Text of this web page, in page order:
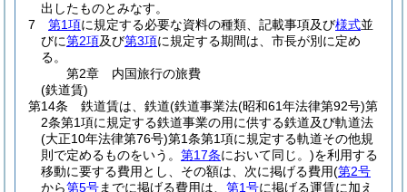
出したものとみなす。
7
第1項に規定する必要な資料の種類、記載事項及び様式並
びに第2項及び第3項に規定する期間は、市長が別に定め
る。
第2章
内国旅行の旅費
(鉄道賃)
第14条
鉄道賃は、鉄道(鉄道事業法(昭和61年法律第92号)第
2条第1項に規定する鉄道事業の用に供する鉄道及び軌道法
(大正10年法律第76号)第1条第1項に規定する軌道その他規
則で定めるものをいう。 第17条において同じ。)を利用する
移動に要する費用とし、その額は、次に掲げる費用(第2号
から第5号までに掲げる費用は、 第1号に掲げる運賃に加え